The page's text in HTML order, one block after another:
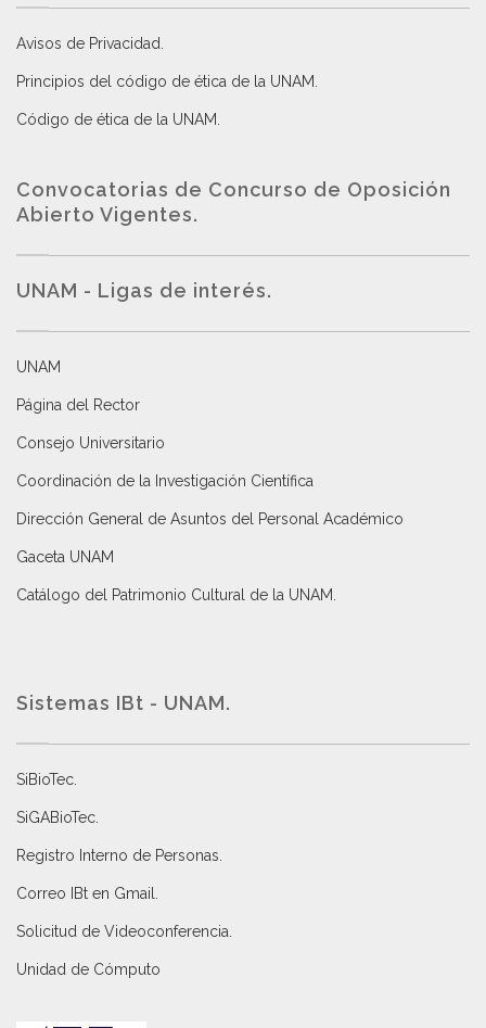
Avisos de Privacidad
Principios del código de ética de la UNAM
Código de ética de la UNAM
Convocatorias de Concurso de Oposición
Abierto Vigentes.
UNAM - Ligas de interés.
UNAM
Página del Rector
Consejo Universitario
Coordinación de la Investigación Científica
Dirección General de Asuntos del Personal Académico
Gaceta UNAM
Catálogo del Patrimonio Cultural de la UNAM.
Sistemas IBt - UNAM.
SiBioTec
SiGABioTec.
Registro Interno de Personas
Correo IBt en Gmail
Solicitud de Videoconferencia.
Unidad de Cómputo